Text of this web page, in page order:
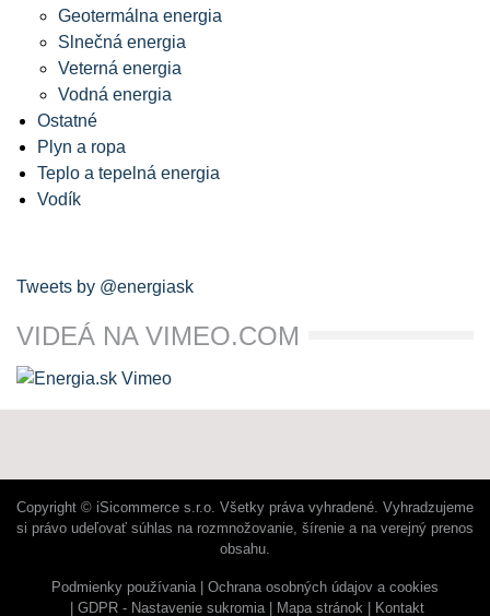
Geotermálna energia
Slnečná energia
Veterná energia
Vodná energia
Ostatné
Plyn a ropa
Teplo a tepelná energia
Vodík
Tweets by @energiask
VIDEÁ NA VIMEO.COM
Copyright © iSicommerce s.r.o. Všetky práva vyhradené. Vyhradzujeme
si právo udeľovať súhlas na rozmnožovanie, šírenie a na verejný prenos
obsahu.
Podmienky používania
Ochrana osobných údajov a cookies
GDPR - Nastavenie sukromia
Mapa stránok Kontakt